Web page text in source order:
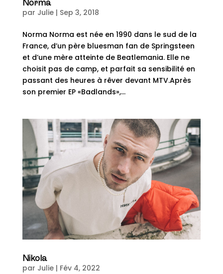
Norma
par Julie| Sep 3, 2018
Norma Norma est née en 1990 dans le sud de la
France, d’un père bluesman fan de Springsteen
et d’une mère atteinte de Beatlemania. Elle ne
choisit pas de camp, et parfait sa sensibilité en
passant des heures à rêver devant MTV.Après
son premier EP «Badlands»,...
Nikola
par Julie| Fév 4, 2022